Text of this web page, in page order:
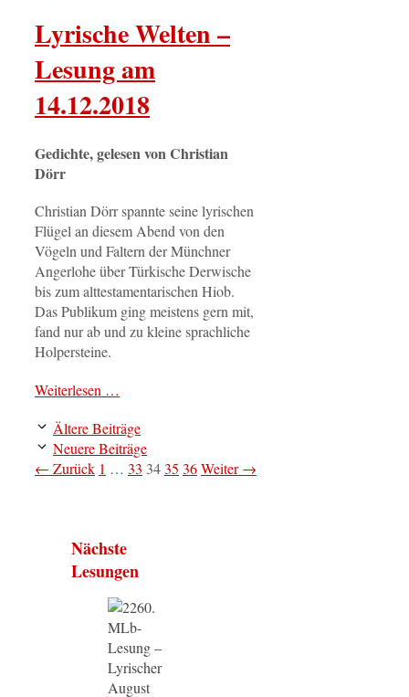
Lyrische Welten –
Lesung am
14.12.2018
Gedichte, gelesen von Christian
Dörr
Christian Dörr spannte seine lyrischen
Flügel an diesem Abend von den
Vögeln und Faltern der Münchner
Angerlohe über Türkische Derwische
bis zum alttestamentarischen Hiob.
Das Publikum ging meistens gern mit,
fand nur ab und zu kleine sprachliche
Holpersteine.
Weiterlesen …
Ältere Beiträge
Neuere Beiträge
← Zurück Seite
1 … Seite
33 Seite
34Seite
35 Seite
36Weiter→
Nächste
Lesungen